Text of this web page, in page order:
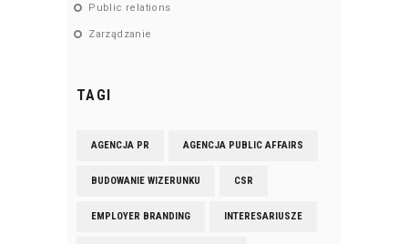
Public relations
Zarządzanie
TAGI
AGENCJA PR AGENCJA PUBLIC AFFAIRS
BUDOWANIE WIZERUNKU CSR
EMPLOYER BRANDING INTERESARIUSZE